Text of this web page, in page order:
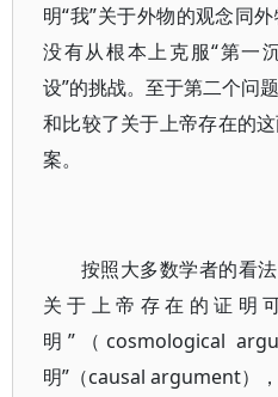
明“我”关于外物的观念同
没有从根本上克服“第一
设”的挑战。至于第二个问
和比较了关于上帝存在的
案。
按照大多数学者的看
关于上帝存在的证明
明”（cosmological
明”（causal argument）